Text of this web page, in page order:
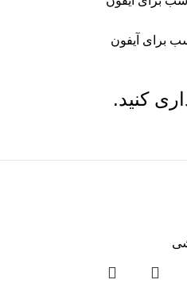
برای آیفون
کنید.